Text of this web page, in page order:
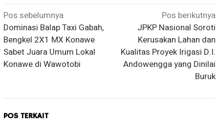
Navigasi
pos
Pos sebelumnya
Dominasi Balap Taxi Gabah,
Bengkel 2X1 MX Konawe
Sabet Juara Umum Lokal
Konawe di Wawotobi
Pos berikutnya
JPKP Nasional Soroti
Kerusakan Lahan dan
Kualitas Proyek Irigasi D.I.
Andowengga yang Dinilai
Buruk
POS TERKAIT